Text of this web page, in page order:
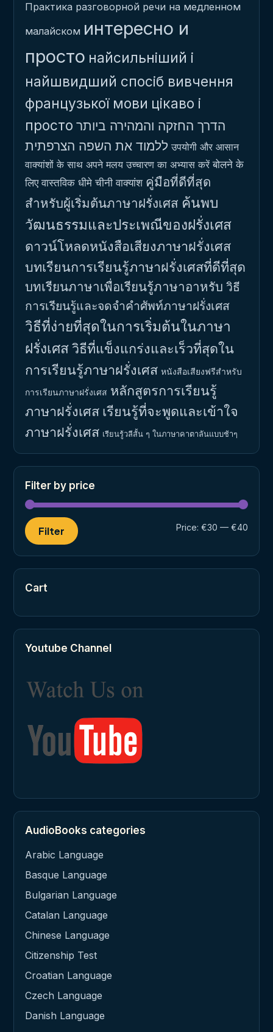
Практика разговорной речи на медленном
малайском интересно и
просто найсильніший і
найшвидший спосіб вивчення
французької мови цікаво і
просто הדרך החזקה והמהירה ביותר
ללמוד את השפה הצרפתית उपयोगी और आसान
वाक्यांशों के साथ अपने मलय उच्चारण का अभ्यास करें बोलने के
लिए वास्तविक धीमे चीनी वाक्यांश คู่มือที่ดีที่สุด
สำหรับผู้เริ่มต้นภาษาฝรั่งเศส ค้นพบ
วัฒนธรรมและประเพณีของฝรั่งเศส
ดาวน์โหลดหนังสือเสียงภาษาฝรั่งเศส
บทเรียนการเรียนรู้ภาษาฝรั่งเศสที่ดีที่สุด
บทเรียนภาษาเพื่อเรียนรู้ภาษาอาหรับ วิธี
การเรียนรู้และจดจำคำศัพท์ภาษาฝรั่งเศส
วิธีที่ง่ายที่สุดในการเริ่มต้นในภาษา
ฝรั่งเศสวิธีที่แข็งแกร่งและเร็วที่สุดใน
การเรียนรู้ภาษาฝรั่งเศส หนังสือเสียงฟรีสำหรับ
การเรียนภาษาฝรั่งเศส หลักสูตรการเรียนรู้
ภาษาฝรั่งเศส เรียนรู้ที่จะพูดและเข้าใจ
ภาษาฝรั่งเศส เรียนรู้วลีสั้น ๆ ในภาษาคาตาลันแบบช้าๆ
Filter by price
Filter Price: €30 — €40
Cart
Youtube Channel
AudioBooks categories
Arabic Language
Basque Language
Bulgarian Language
Catalan Language
Chinese Language
Citizenship Test
Croatian Language
Czech Language
Danish Language